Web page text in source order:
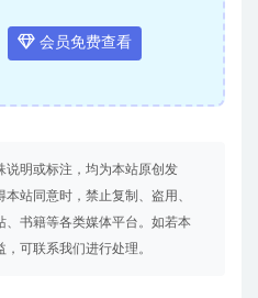
会员免费查看
说明或标注，均为本站原创发
站同意时，禁止复制、盗用、
、书籍等各类媒体平台。如若本
可联系我们进行处理。